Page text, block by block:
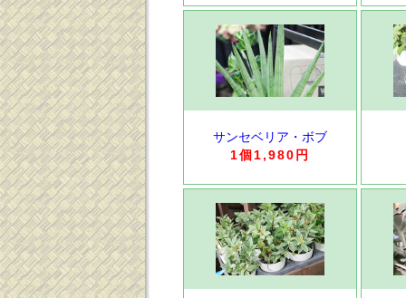
サンセベリア・ボブ
1個1,980円